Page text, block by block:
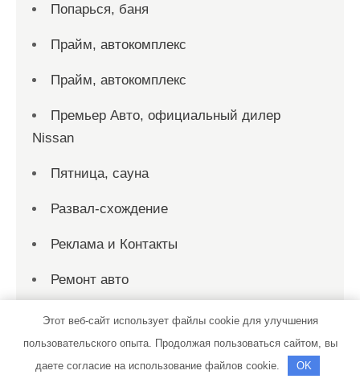
Попарься, баня
Прайм, автокомплекс
Прайм, автокомплекс
Премьер Авто, официальный дилер
Nissan
Пятница, сауна
Развал-схождение
Реклама и Контакты
Ремонт авто
Ремонт дизельной топливной аппаратуры
Ремонт дизельных топливных систем
Этот веб-сайт использует файлы cookie для улучшения
пользовательского опыта. Продолжая пользоваться сайтом, вы
даете согласие на использование файлов cookie.
OK